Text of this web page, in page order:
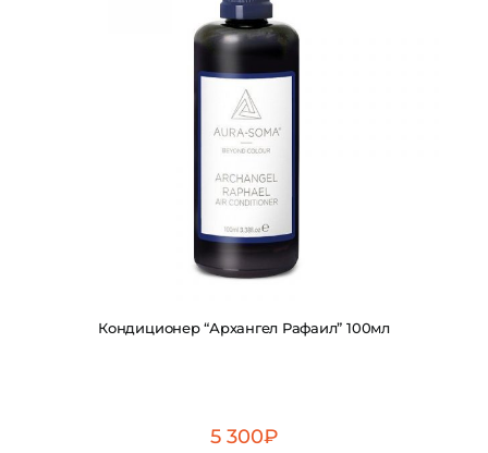
Кондиционер “Архангел Рафаил” 100мл
5 300₽